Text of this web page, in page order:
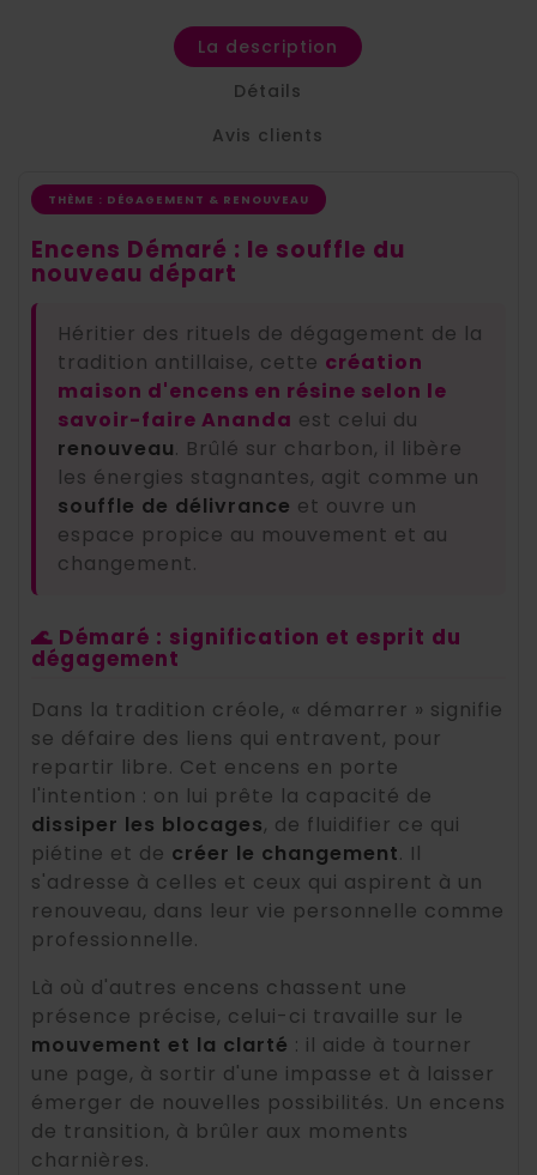
La description
Détails
Avis clients
THÈME : DÉGAGEMENT & RENOUVEAU
Encens Démaré : le souffle du
nouveau départ
Héritier des rituels de dégagement de la
tradition antillaise, cette création
maison d'encens en résine selon le
savoir-faire Ananda est celui du
renouveau. Brûlé sur charbon, il libère
les énergies stagnantes, agit comme un
souffle de délivrance et ouvre un
espace propice au mouvement et au
changement.
🌊 Démaré : signification et esprit du
dégagement
Dans la tradition créole, « démarrer » signifie
se défaire des liens qui entravent, pour
repartir libre. Cet encens en porte
l'intention : on lui prête la capacité de
dissiper les blocages, de fluidifier ce qui
piétine et de créer le changement. Il
s'adresse à celles et ceux qui aspirent à un
renouveau, dans leur vie personnelle comme
professionnelle.
Là où d'autres encens chassent une
présence précise, celui-ci travaille sur le
mouvement et la clarté : il aide à tourner
une page, à sortir d'une impasse et à laisser
émerger de nouvelles possibilités. Un encens
de transition, à brûler aux moments
charnières.